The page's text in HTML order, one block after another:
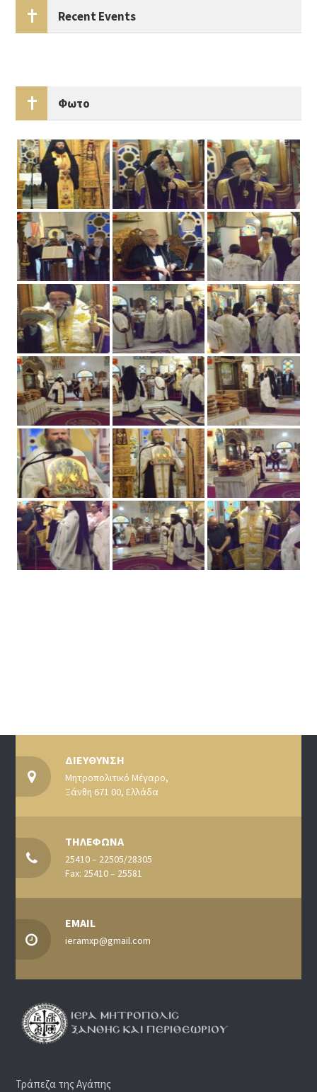
Recent Events
Φωτο
ΔΙΕΥΘΥΝΣΗ
Μητροπολιτικό Μέγαρο,
Ξάνθη 671 00, Ελλάδα
ΤΗΛΕΦΩΝΑ
25410 – 22505/28305
Fax: 25410 – 25581
EMAIL
ieramxp@gmail.com
Τράπεζα της Αγάπης